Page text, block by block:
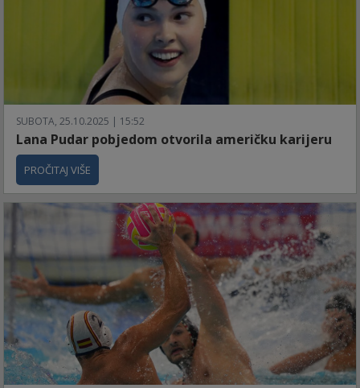
SUBOTA, 25.10.2025 | 15:52
Lana Pudar pobjedom otvorila američku karijeru
PROČITAJ VIŠE